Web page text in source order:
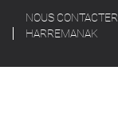
NOUS CONTACTER
HARREMANAK